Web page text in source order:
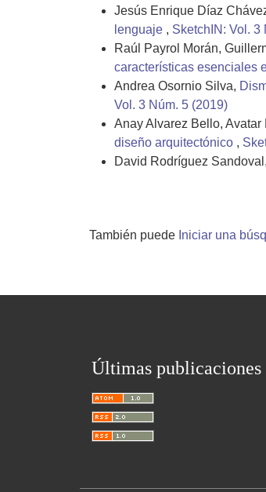
Jesús Enrique Díaz
lenguaje , SketchIN: Vol. 3
Raúl Payrol Morán,
características esenciales
Andrea Osornio Silva,
Vol. 3 Núm. 5 (2019)
Anay Alvarez Bello, Avatar
diseño arquitectónico ,
David Rodríguez Sandoval,
También puede Iniciar una
Últimas publicaciones